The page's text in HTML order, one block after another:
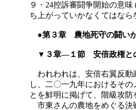
９・24控訴審闘争開始の意
ち上がっていかなくてはなら
●第３章 農地死守の闘い
▼３章―１節 安倍政権と
われわれは、安倍右翼反動
し、二〇一九年におけるそ
とを鮮明に掲げて、階級攻
市東さんの農地をめぐる決